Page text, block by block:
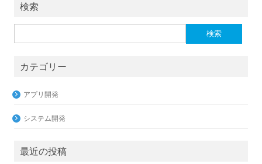
検索
索:
カテゴリー
アプリ開発
システム開発
最近の投稿